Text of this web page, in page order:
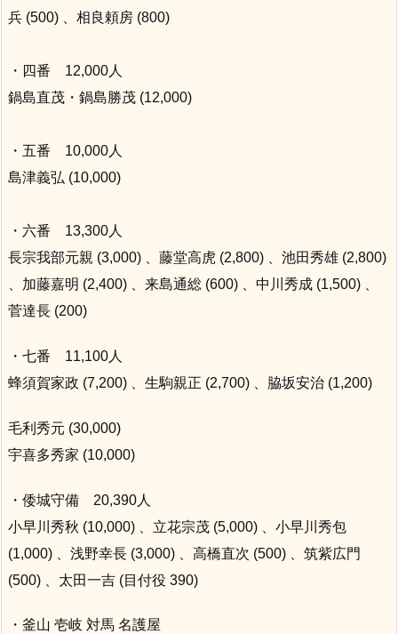
兵 (500) 、相良頼房 (800)
・四番 12,000人
鍋島直茂・鍋島勝茂 (12,000)
・五番 10,000人
島津義弘 (10,000)
・六番 13,300人
長宗我部元親 (3,000) 、藤堂高虎 (2,800) 、池田秀雄 (2,800)
、加藤嘉明 (2,400) 、来島通総 (600) 、中川秀成 (1,500) 、
菅達長 (200)
・七番 11,100人
蜂須賀家政 (7,200) 、生駒親正 (2,700) 、脇坂安治 (1,200)
毛利秀元 (30,000)
宇喜多秀家 (10,000)
・倭城守備 20,390人
小早川秀秋 (10,000) 、立花宗茂 (5,000) 、小早川秀包
(1,000) 、浅野幸長 (3,000) 、高橋直次 (500) 、筑紫広門
(500) 、太田一吉 (目付役 390)
・釜山 壱岐 対馬 名護屋